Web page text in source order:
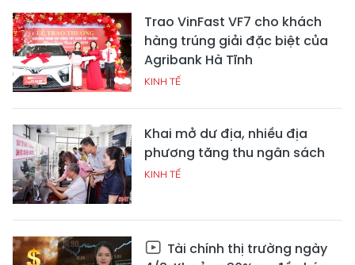
Trao VinFast VF7 cho khách
hàng trúng giải đặc biệt của
Agribank Hà Tĩnh
KINH TẾ
Khai mở dư địa, nhiều địa
phương tăng thu ngân sách
KINH TẾ
Tài chính thị trường ngày